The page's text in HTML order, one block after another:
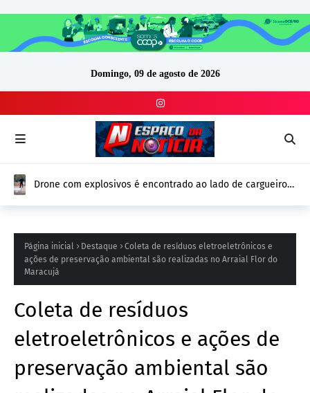
Domingo, 09 de agosto de 2026
Drone com explosivos é encontrado ao lado de cargueiro
Europa
Página inicial Destaque
Coleta de resíduos eletroeletrônicos e
ações de preservação ambiental são realizadas no Arraial Flor do
Maracujá
Coleta de resíduos
eletroeletrônicos e ações de
preservação ambiental são